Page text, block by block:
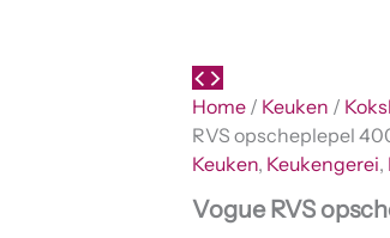
Home / Keuken /
RVS opscheplepel
Keuken, Keukengerei,
Vogue RVS